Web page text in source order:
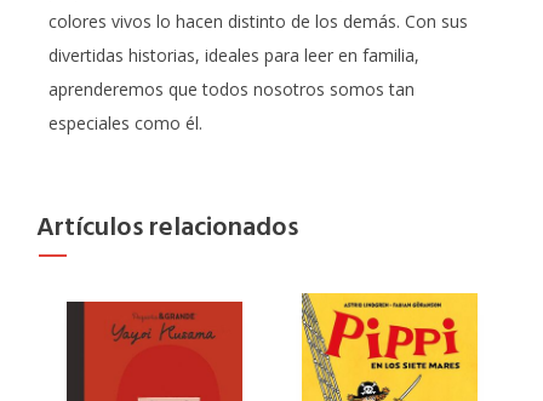
colores vivos lo hacen distinto de los demás. Con sus
divertidas historias, ideales para leer en familia,
aprenderemos que todos nosotros somos tan
especiales como él.
Artículos relacionados